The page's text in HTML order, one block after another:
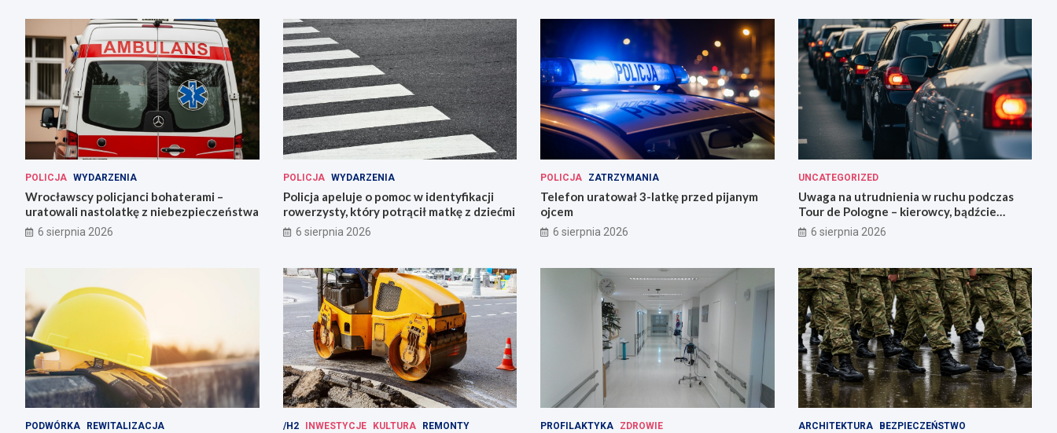
POLICJA WYDARZENIA
Wrocławscy policjanci bohaterami –
uratowali nastolatkę z niebezpieczeństwa
6 sierpnia 2026
POLICJA WYDARZENIA
Policja apeluje o pomoc w identyfikacji
rowerzysty, który potrącił matkę z dziećmi
6 sierpnia 2026
POLICJA ZATRZYMANIA
Telefon uratował 3-latkę przed pijanym
ojcem
6 sierpnia 2026
UNCATEGORIZED
Uwaga na utrudnienia w ruchu podczas
Tour de Pologne – kierowcy, bądźcie
przygotowani!
6 sierpnia 2026
PODWÓRKA REWITALIZACJA /H2 INWESTYCJE KULTURA REMONTY PROFILAKTYKA ZDROWIE ARCHITEKTURA
BEZPIECZEŃSTWO